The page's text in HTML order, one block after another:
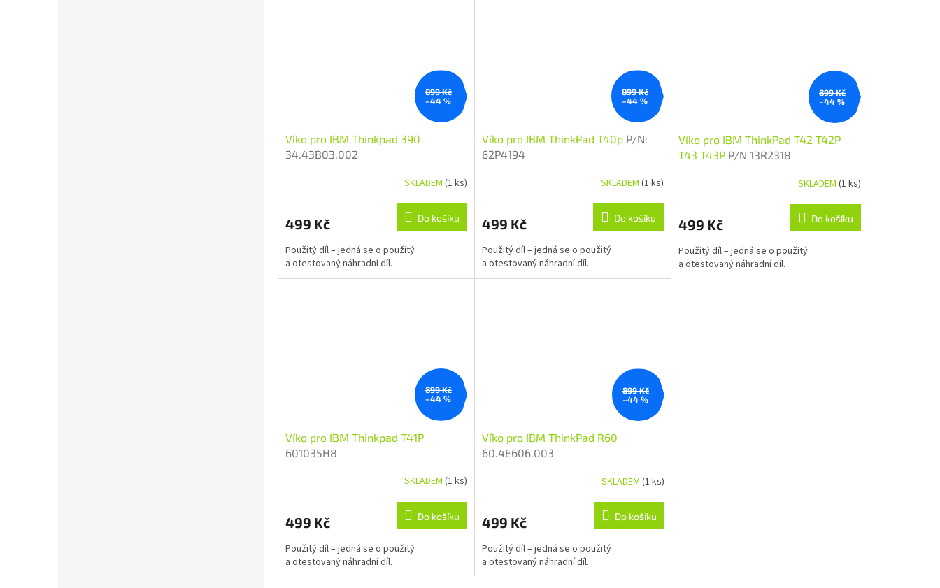
899 Kč
–44 %
Víko pro IBM Thinkpad 390
34.43B03.002
SKLADEM (1 ks)
499 Kč Do košíku
Použitý díl – jedná se o použitý
a otestovaný náhradní díl.
899 Kč
–44 %
Víko pro IBM ThinkPad T40p P/N:
62P4194
SKLADEM (1 ks)
499 Kč Do košíku
Použitý díl – jedná se o použitý
a otestovaný náhradní díl.
899 Kč
–44 %
Víko pro IBM ThinkPad T42 T42P
T43 T43P P/N 13R2318
SKLADEM (1 ks)
499 Kč Do košíku
Použitý díl – jedná se o použitý
a otestovaný náhradní díl.
899 Kč
–44 %
Víko pro IBM Thinkpad T41P
601035H8
SKLADEM (1 ks)
499 Kč Do košíku
Použitý díl – jedná se o použitý
a otestovaný náhradní díl.
899 Kč
–44 %
Víko pro IBM ThinkPad R60
60.4E606.003
SKLADEM (1 ks)
499 Kč Do košíku
Použitý díl – jedná se o použitý
a otestovaný náhradní díl.